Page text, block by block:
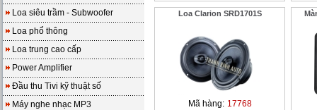
Loa siêu trầm - Subwoofer
Loa phổ thông
Loa trung cao cấp
Power Amplifier
Đầu thu Tivi kỹ thuật số
Máy nghe nhạc MP3
Loa Clarion SRD1701S
Mã hàng: 17768